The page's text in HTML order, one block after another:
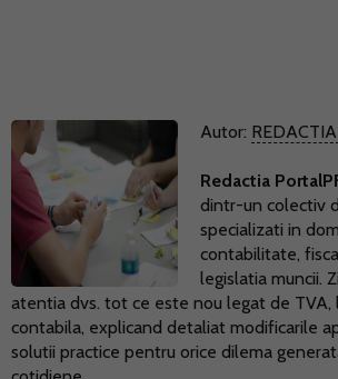
Autor:
Redactia
dintr-un colectiv
specializati in
contabilitate,
legislatia muncii.
atentia dvs. tot ce este nou legat de TVA,
contabila, explicand detaliat modificarile
solutii practice pentru orice dilema